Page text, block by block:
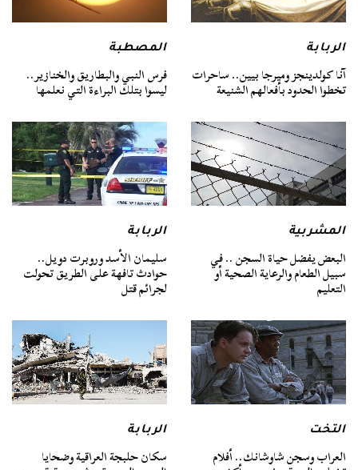
الربابة
آنا كولدينجز وميرجا بيين.. ساحرات
تخطوا الحدود بأفعالهم الشنيعة
المصطبة
فرس النبي والبطاريق والخنازير..
ليسوا بتلك البراءة التي نعلمها
المشربية
البعض يفضل حياة السجن .. في
سبيل الطعام والرعاية الصحية أو
التعليم
الربابة
سليمان الأسد وروبرت دويل..
حوادث تافهة على الطريق تحولت
لجرائم قتل
التخت
العراب وسجن شاوشانك.. أفلام
الربابة
سكان حلبجة العراقية وضحايا